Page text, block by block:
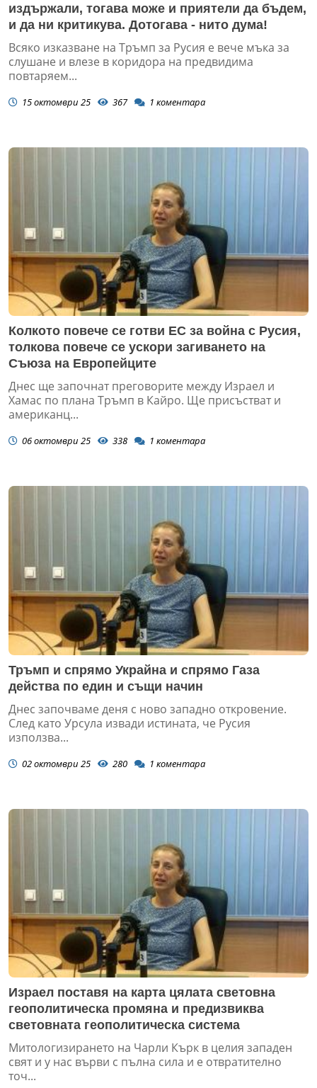
издържали, тогава може и приятели да бъдем,
и да ни критикува. Дотогава - нито дума!
Всяко изказване на Тръмп за Русия е вече мъка за
слушане и влезе в коридора на предвидима
повтаряем...
15 октомври 25 367 1 коментара
Колкото повече се готви ЕС за война с Русия,
толкова повече се ускори загиването на
Съюза на Европейците
Днес ще започнат преговорите между Израел и
Хамас по плана Тръмп в Кайро. Ще присъстват и
американц...
06 октомври 25 338 1 коментара
Тръмп и спрямо Украйна и спрямо Газа
действа по един и същи начин
Днес започваме деня с ново западно откровение.
След като Урсула извади истината, че Русия
използва...
02 октомври 25 280 1 коментара
Израел поставя на карта цялата световна
геополитическа промяна и предизвиква
световната геополитическа система
Митологизирането на Чарли Кърк в целия западен
свят и у нас върви с пълна сила и е отвратително
точ...